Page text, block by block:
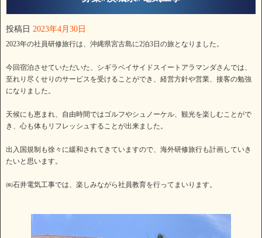
投稿日 2023年4月30日
2023年の社員研修旅行は、沖縄県宮古島に2泊3日の旅となりました。
今回宿泊させていただいた、シギラベイサイドスイートアラマンダさんでは、
至れり尽くせりのサービスを受けることができ、経営方針や営業、接客の勉強
になりました。
天候にも恵まれ、自由時間ではゴルフやシュノーケル、観光を楽しむことがで
き、心も体もリフレッシュすることが出来ました。
出入国規制も徐々に緩和されてきていますので、海外研修旅行も計画していき
たいと思います。
㈱石井電気工事では、楽しみながら社員教育を行ってまいります。